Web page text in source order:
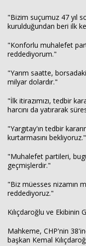
"Bizim suçumuz 47 yıl
kurulduğundan beri ilk
"Konforlu muhalefet
reddediyorum."
"Yarım saatte,
milyar dolardır."
"İlk itirazımızı, tedbir
harcını da yatırarak
"Yargıtay'ın tedbir
kurtarmasını bekliyoruz."
"Muhalefet partileri,
geçmişlerdir."
"Biz müesses nizamın
reddediyoruz."
Kılıçdaroğlu ve Ekibinin
Mahkeme, CHP'nin
başkan Kemal